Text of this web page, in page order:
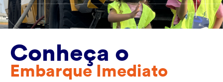
Conheça o
Embarque Imediato